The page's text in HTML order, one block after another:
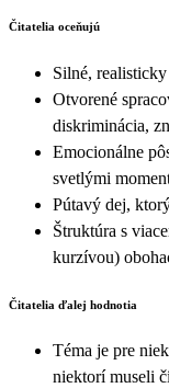
Čitatelia oceňujú
Silné,
Otvorené
diskriminácia,
Emocionálne
svetlými
Pútavý dej,
Štruktúra s
kurzívou)
Čitatelia ďalej hodnotia
Téma je pre
niektorí museli